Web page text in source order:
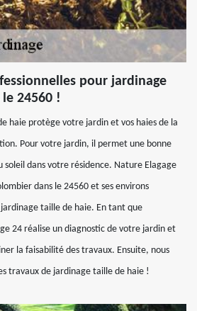
pour jardinage
24560 !
haie protège votre jardin et vos haies de la
Pour votre jardin, il permet une bonne
dans votre résidence. Nature Elagage
dans le 24560 et ses environs
taille de haie. En tant que
24 réalise un diagnostic de votre jardin et
la faisabilité des travaux. Ensuite, nous
travaux de jardinage taille de haie !